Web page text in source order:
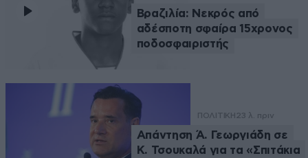
Βραζιλία: Νεκρός από
αδέσποτη σφαίρα 15χρονος
ποδοσφαιριστής
ΠΟΛΙΤΙΚΗ23 λ. πριν
Απάντηση Ά. Γεωργιάδη σε
Κ. Τσουκαλά για τα «Σπιτάκια